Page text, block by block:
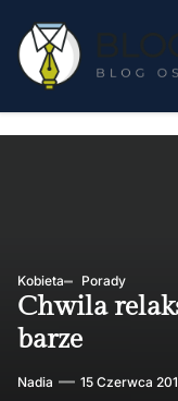
the
content
Kobieta Porady
Chwila
barze
Nadia 15 Czerwca